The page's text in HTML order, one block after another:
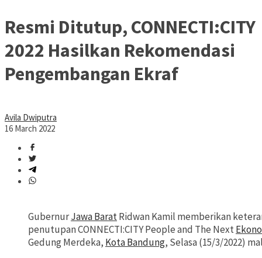
Resmi Ditutup, CONNECTI:CITY
2022 Hasilkan Rekomendasi
Pengembangan Ekraf
Avila Dwiputra
16 March 2022
GubernurJawa BaratRidwan Kamil memberikan
penutupan CONNECTI:CITY People and The Next
Gedung Merdeka, Kota Bandung, Selasa (15/3/2022)